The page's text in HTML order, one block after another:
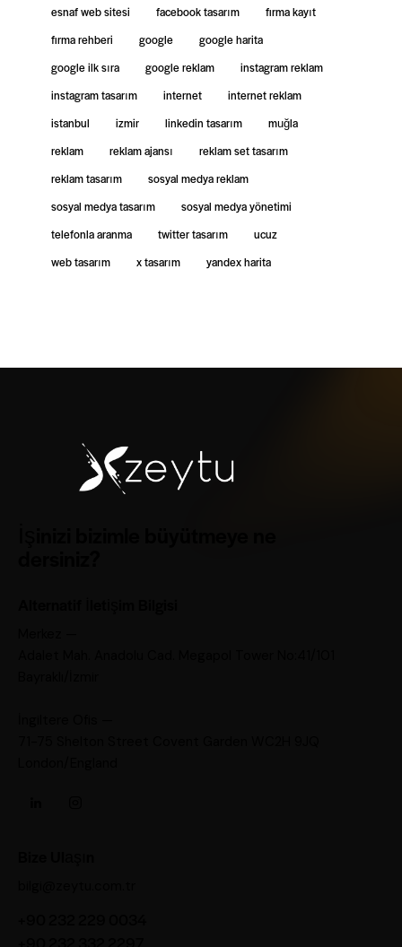
esnaf web sitesi
facebook tasarım
firma kayıt
firma rehberi
google
google harita
google ilk sıra
google reklam
instagram reklam
instagram tasarım
internet
internet reklam
istanbul
izmir linkedin tasarım
muğla
reklam
reklam ajansı
reklam set tasarım
reklam tasarım
sosyal medya reklam
sosyal medya tasarım
sosyal medya yönetimi
telefonla aranma
twitter tasarım
ucuz
web tasarım
x tasarım yandex harita